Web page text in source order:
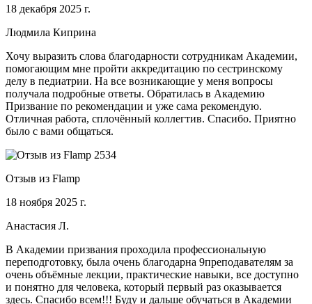
18 декабря 2025 г.
Людмила Киприна
Хочу выразить слова благодарности сотрудникам Академии,
помогающим мне пройти аккредитацию по сестринскому
делу в педиатрии. На все возникающие у меня вопросы
получала подробные ответы. Обратилась в Академию
Призвание по рекомендации и уже сама рекомендую.
Отличная работа, сплочённый коллегтив. Спасибо. Приятно
было с вами общаться.
Отзыв из Flamp
18 ноября 2025 г.
Анастасия Л.
В Академии призвания проходила профессиональную
переподготовку, была очень благодарна 9преподавателям за
очень объёмные лекции, практические навыки, все доступно
и понятно для человека, который первый раз оказывается
здесь. Спасибо всем!!! Буду и дальше обучаться в Академии